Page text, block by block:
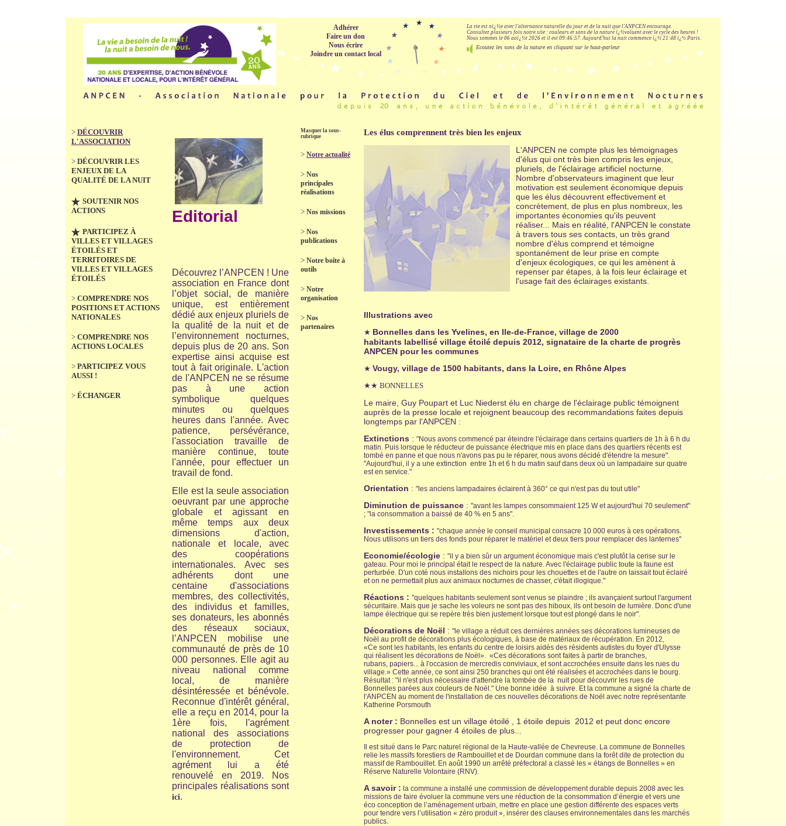
Adhérer
Faire un don
Nous écrire
Joindre un contact local
La vie est nï¿½e avec l'alternance naturelle du jour et de la nuit que l'ANPCEN encourage.
Consultez plusieurs fois notre site : couleurs et sons de la nature ï¿½voluent avec le cycle des heures !
Nous sommes le 06 aoï¿½t 2026 et il est 09:46:58.Aujourd'hui la nuit commence ï¿½ 21:48 ï¿½ Paris.
Ecoutez les sons de la nature en cliquant sur le haut-parleur
> DÉCOUVRIR
L'ASSOCIATION
> DÉCOUVRIR LES
ENJEUX DE LA
QUALITÉ DE LA NUIT
SOUTENIR NOS
ACTIONS
PARTICIPEZ À
VILLES ET VILLAGES
ÉTOILÉS ET
TERRITOIRES DE
VILLES ET VILLAGES
ÉTOILÉS
> COMPRENDRE NOS
POSITIONS ET ACTIONS
NATIONALES
> COMPRENDRE NOS
ACTIONS LOCALES
> PARTICIPEZ VOUS
AUSSI !
> ÉCHANGER
Editorial
Découvrez l’ANPCEN ! Une
association en France dont
l’objet social, de manière
unique, est entièrement
dédié aux enjeux pluriels de
la qualité de la nuit et de
l’environnement nocturnes,
depuis plus de 20 ans. Son
expertise ainsi acquise est
tout à fait originale. L'action
de l'ANPCEN ne se résume
pas à une action
symbolique quelques
minutes ou quelques
heures dans l'année. Avec
patience, persévérance,
l'association travaille de
manière continue, toute
l'année, pour effectuer un
travail de fond.
Elle est la seule association
oeuvrant par une approche
globale et agissant en
même temps aux deux
dimensions d'action,
nationale et locale, avec
des coopérations
internationales. Avec ses
adhérents dont une
centaine d'associations
membres, des collectivités,
des individus et familles,
ses donateurs, les abonnés
des réseaux sociaux,
l’ANPCEN mobilise une
communauté de près de 10
000 personnes. Elle agit au
niveau national comme
local, de manière
désintéressée et bénévole.
Reconnue d'intérêt général,
elle a reçu en 2014, pour la
1ère fois, l'agrément
national des associations
de protection de
l'environnement. Cet
agrément lui a été
renouvelé en 2019. Nos
principales réalisations sont
ici.
Masquer la sous-
rubrique
> Notre actualité
> Nos
principales
réalisations
> Nos missions
> Nos
publications
> Notre boîte à
outils
> Notre
organisation
> Nos
partenaires
Les élus comprennent très bien les enjeux
L'ANPCEN ne compte plus les témoignages
d'élus qui ont très bien compris les enjeux,
pluriels, de l'éclairage artificiel nocturne.
Nombre d'observateurs imaginent que leur
motivation est seulement économique depuis
que les élus découvrent effectivement et
concrètement, de plus en plus nombreux, les
importantes économies qu'ils peuvent
réaliser... Mais en réalité, l'ANPCEN le constate
à travers tous ses contacts, un très grand
nombre d'élus comprend et témoigne
spontanément de leur prise en compte
d'enjeux écologiques, ce qui les amènent à
repenser par étapes, à la fois leur éclairage et
l'usage fait des éclairages existants.
Illustrations avec
★ Bonnelles dans les Yvelines, en Ile-de-France, village de 2000
habitants labellisé village étoilé depuis 2012, signataire de la charte de progrès
ANPCEN pour les communes
★ Vougy, village de 1500 habitants, dans la Loire, en Rhône Alpes
★★ BONNELLES
Le maire, Guy Poupart et Luc Niederst élu en charge de l'éclairage public témoignent
auprès de la presse locale et rejoignent beaucoup des recommandations faites depuis
longtemps par l'ANPCEN :
Extinctions : "Nous avons commencé par éteindre l'éclairage dans certains quartiers de 1h à 6 h du
matin. Puis lorsque le réducteur de puissance électrique mis en place dans des quartiers récents est
tombé en panne et que nous n'avons pas pu le réparer, nous avons décidé d'étendre la mesure".
"Aujourd'hui, il y a une extinction entre 1h et 6 h du matin sauf dans deux où un lampadaire sur quatre
est en service."
Orientation : "les anciens lampadaires éclairent à 360° ce qui n'est pas du tout utile"
Diminution de puissance : "avant les lampes consommaient 125 W et aujourd'hui 70 seulement"
; "la consommation a baissé de 40 % en 5 ans".
Investissements : "chaque année le conseil municipal consacre 10 000 euros à ces opérations.
Nous utilisons un tiers des fonds pour réparer le matériel et deux tiers pour remplacer des lanternes"
Economie/écologie : "il y a bien sûr un argument économique mais c'est plutôt la cerise sur le
gateau. Pour moi le principal était le respect de la nature. Avec l'éclairage public toute la faune est
perturbée. D'un coté nous installons des nichoirs pour les chouettes et de l'autre on laissait tout éclairé
et on ne permettait plus aux animaux nocturnes de chasser, c'était illogique."
Réactions : "quelques habitants seulement sont venus se plaindre ; ils avançaient surtout l'argument
sécuritaire. Mais que je sache les voleurs ne sont pas des hiboux, ils ont besoin de lumière. Donc d'une
lampe électrique qui se repère très bien justement lorsque tout est plongé dans le noir".
Décorations de Noël : "le village a réduit ces dernières années ses décorations lumineuses de
Noël au profit de décorations plus écologiques, à base de matériaux de récupération. En 2012,
«Ce sont les habitants, les enfants du centre de loisirs aidés des résidents autistes du foyer d'Ulysse
qui réalisent les décorations de Noël». «Ces décorations sont faites à partir de branches,
rubans, papiers... à l'occasion de mercredis conviviaux, et sont accrochées ensuite dans les rues du
village.» Cette année, ce sont ainsi 250 branches qui ont été réalisées et accrochées dans le bourg.
Résultat : "il n'est plus nécessaire d'attendre la tombée de la nuit pour découvrir les rues de
Bonnelles parées aux couleurs de Noël." Une bonne idée à suivre. Et la commune a signé la charte de
l'ANPCEN au moment de l'installation de ces nouvelles décorations de Noël avec notre représentante
Katherine Porsmouth
A noter : Bonnelles est un village étoilé , 1 étoile depuis 2012 et peut donc encore
progresser pour gagner 4 étoiles de plus...
Il est situé dans le Parc naturel régional de la Haute-vallée de Chevreuse. La commune de Bonnelles
relie les massifs forestiers de Rambouillet et de Dourdan commune dans la forêt dite de protection du
massif de Rambouillet. En août 1990 un arrêté préfectoral a classé les « étangs de Bonnelles » en
Réserve Naturelle Volontaire (RNV).
A savoir : la commune a installé une commission de développement durable depuis 2008 avec les
missions de faire évoluer la commune vers une réduction de la consommation d’énergie et vers une
éco conception de l’aménagement urbain, mettre en place une gestion différente des espaces verts
pour tendre vers l’utilisation « zéro produit », insérer des clauses environnementales dans les marchés
publics.